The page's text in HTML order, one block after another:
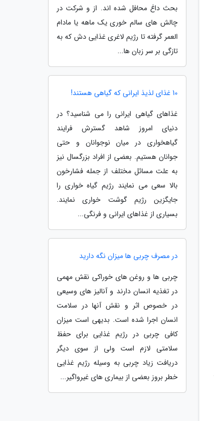
بحث داغ محافل شده اند. از و شرکت در
چالش های سالم خوری یک ماهه یا مادام
العمر گرفته تا رژیم لاغری غذایی دش که به
تازگی بر سر زبان ها...
10 غذای لذیذ ایرانی که گیاهی هستند!
غذاهای گیاهی ایرانی را می شناسید؟ در
دنیای امروز شاهد گسترش فرایند
گیاهخواری در میان نوجوانان و حتی
جوانان هستیم. بعضی از افراد بزرگسال نیز
به علت مسائل مختلف از جمله فشارخون
بالا سعی می نمایند رژیم گیاه خواری را
جایگزین رژیم گوشت خواری نمایند.
بسیاری از غذاهای ایرانی و فرنگی...
در مصرف چربی ها میزان نگه دارید
چربی ها و روغن های خوراکی نقش مهمی
در تغذیه انسان دارند و آنالیز های وسیعی
در خصوص اثر و نقش آنها در سلامت
انسان اجرا شده است. بدیهی است میزان
کافی چربی در رژیم غذایی برای حفظ
سلامتی لازم است ولی از سوی دیگر
دریافت زیاد چربی به وسیله رژیم غذایی
خطر بروز بعضی از بیماری های غیرواگیر...